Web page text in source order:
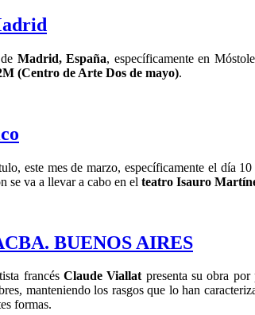
Madrid, España, específicamente en
(Centro de Arte Dos de mayo).
este mes de marzo, específicamente el día
se va a llevar a cabo en el teatro Isauro
BUENOS AIRES
francés Claude Viallatpresenta su obra por
manteniendo los rasgos que lo han
formas.